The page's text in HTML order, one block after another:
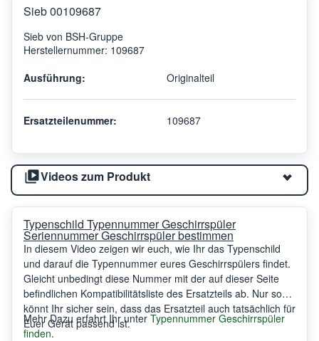
Sieb 00109687
Sieb von BSH-Gruppe
Herstellernummer: 109687
Ausführung:
Originalteil
Ersatzteilenummer: 109687
Videos zum Produkt
Typenschild Typennummer Geschirrspüler
Seriennummer Geschirrspüler bestimmen
In diesem Video zeigen wir euch, wie Ihr das Typenschild
und darauf die Typennummer eures Geschirrspülers findet.
Gleicht unbedingt diese Nummer mit der auf dieser Seite
befindlichen Kompatibilitätsliste des Ersatzteils ab. Nur so
könnt Ihr sicher sein, dass das Ersatzteil auch tatsächlich für
Euer Gerät passend ist.
Mehr Dazu erfahrt Ihr unter Typennummer Geschirrspüler
finden.